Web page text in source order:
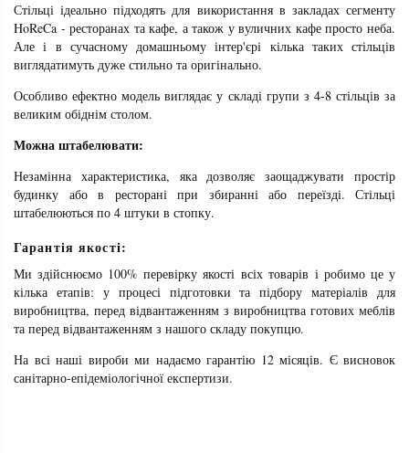
Стільці ідеально підходять для використання в закладах сегменту
HoReCa - ресторанах та кафе, а також у вуличних кафе просто неба.
Але і в сучасному домашньому інтер'єрі кілька таких стільців
виглядатимуть дуже стильно та оригінально.
Особливо ефектно модель виглядає у складі групи з 4-8 стільців за
великим обіднім столом.
Можна штабелювати:
Незамінна характеристика, яка дозволяє заощаджувати простір
будинку або в ресторані при збиранні або переїзді. Стільці
штабелюються по 4 штуки в стопку.
Гарантія якості:
Ми здійснюємо 100% перевірку якості всіх товарів і робимо це у
кілька етапів: у процесі підготовки та підбору матеріалів для
виробництва, перед відвантаженням з виробництва готових меблів
та перед відвантаженням з нашого складу покупцю.
На всі наші вироби ми надаємо гарантію 12 місяців. Є висновок
санітарно-епідеміологічної експертизи.